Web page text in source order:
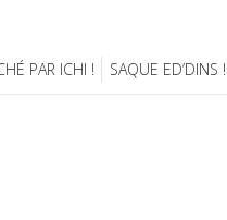
PAR ICHI ! SAQUE ED’DINS !